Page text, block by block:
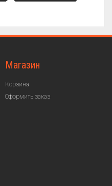
Магазин
Корзина
Оформить заказ